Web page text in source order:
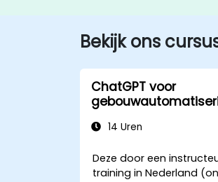
Bekijk ons
ChatGPT voor
14 Uren
Deze door een
training in Nederland